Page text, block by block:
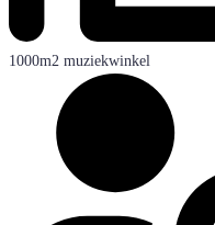
1000m2 muziekwinkel